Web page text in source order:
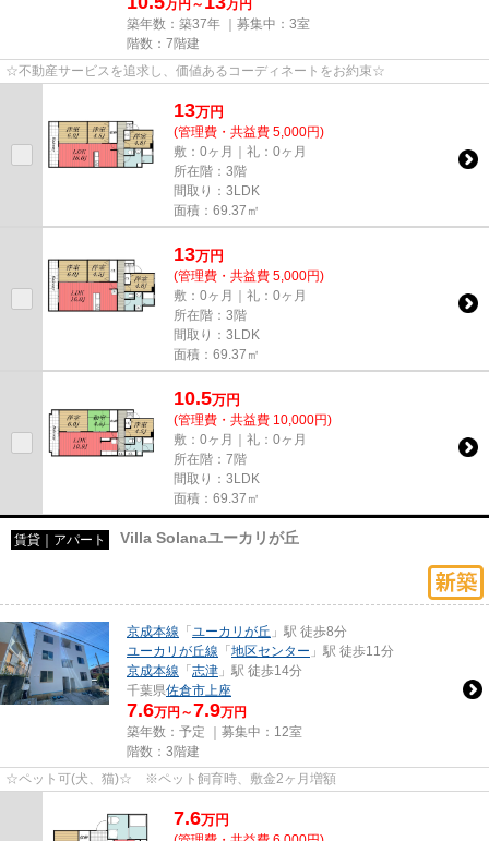
万円～
万円
築年数：築37年 ｜募集中： 3室
階数：7階建
☆不動産サービスを追求し、価値あるコーディネートをお約束☆
13万円
(管理費・共益費 5,000円)
敷：0ヶ月｜礼：0ヶ月
所在階：3階
間取り：3LDK
面積：69.37㎡
13万円
(管理費・共益費 5,000円)
敷：0ヶ月｜礼：0ヶ月
所在階：3階
間取り：3LDK
面積：69.37㎡
10.5万円
(管理費・共益費 10,000円)
敷：0ヶ月｜礼：0ヶ月
所在階：7階
間取り：3LDK
面積：69.37㎡
賃貸｜アパート Villa Solanaユーカリが丘
京成本線 「 ユーカリが丘 」駅 徒歩8分
ユーカリが丘線 「 地区センター 」駅 徒歩11分
京成本線 「 志津 」駅 徒歩14分
千葉県佐倉市上座
7.6万円～7.9万円
築年数：予定 ｜募集中： 12室
階数：3階建
☆ペット可(犬、猫)☆ ※ペット飼育時、敷金2ヶ月増額
7.6万円